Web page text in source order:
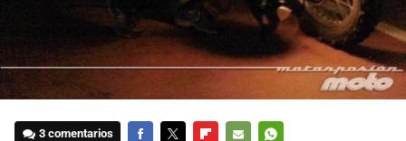
3 comentarios